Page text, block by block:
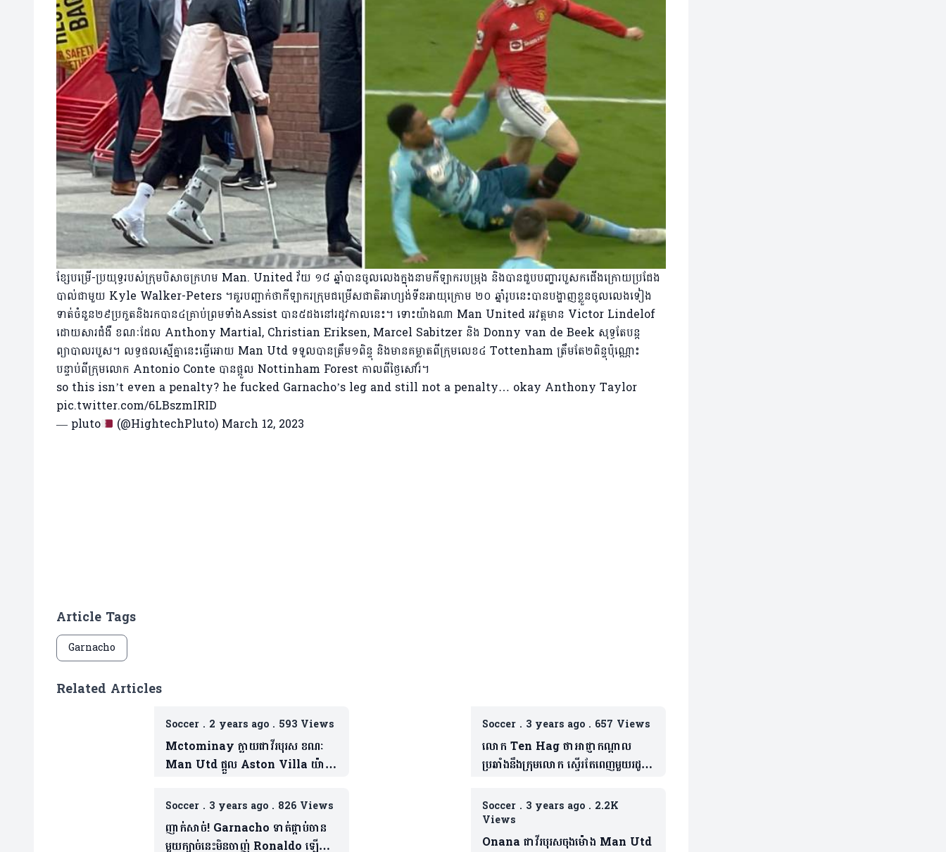
ខ្សែបម្រើ-ប្រយុទ្ធរបស់ក្រុមបិសាចក្រហម Man. United វ័យ ១៨ ឆ្នាំបានចូលលេងក្នុងនាមកីឡាករបម្រុង និងបានជួបបញ្ហារបួសក​ជើងក្រោយប្រជែង
បាល់ជាមួយ Kyle Walker-Peters ។គួរបញ្ជាក់ថាកីឡាករក្រុមជម្រើសជាតិអាហ្សង់ទីនអាយុក្រោម ២០ ឆ្នាំរូបនេះ​បានបង្ហាញ​ខ្លួនចូ​លលេងទៀង
ទាត់ចំនួន២៩ប្រកួតនិងរកបាន៤គ្រាប់ព្រមទាំងAssist បាន៥ដងនៅរដូវកាលនេះ។ ទោះយ៉ាងណា Man United អវត្តមាន Victor Lindelof
ដោយសារជំងឺ ខណៈដែល Anthony Martial, Christian Eriksen, Marcel Sabitzer និង Donny van de Beek សុទ្ធតែបន្ត
ព្យាបាលរបួស។ លទ្ធផលស្មើគ្នានេះធ្វើអោយ Man Utd ទទួលបានត្រឹម១ពិន្ទុ និងមានគម្លាតពីក្រុមលេខ៤​ Tottenham ត្រឹមតែ២ពិន្ទុប៉ុណ្ណោះ
បន្ទាប់ពី​ក្រុមលោក Antonio Conte បានផ្តួល Nottinham Forest កាលពីថ្ងៃសៅរ៏។
so this isn’t even a penalty? he fucked Garnacho’s leg and still not a penalty… okay Anthony Taylor
pic.twitter.com/6LBszmIRID
— pluto
(@HightechPluto) March 12, 2023
Article Tags
Garnacho
Related Articles
Soccer. 2 years ago. 593 Views
Mctominay ក្លាយជាវីរបុរស ខណៈ
Man Utd ផ្តួល Aston Villa យ៉ាង
Soccer. 3 years ago. 657 Views
លោក Ten Hag ថាអាជ្ញាកណ្តាល
ប្រឆាំងនឹងក្រុមលោក ស្ទើរតែពេញមួយរដូវ
Soccer. 3 years ago. 826 Views
ញាក់សាច់! Garnacho ទាត់ផ្កាប់ចាន
មួយក្បាច់នេះមិនចាញ់ Ronaldo ឡើយ
Soccer. 3 years ago. 2.2K
Views
Onana ជាវីរបុរសចុងម៉ោង Man Utd